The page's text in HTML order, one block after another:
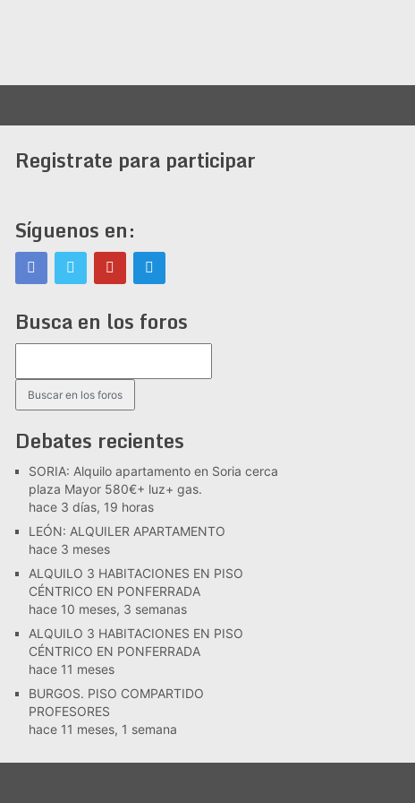
Registrate para participar
Síguenos en:
Busca en los foros
Debates recientes
SORIA: Alquilo apartamento en Soria cerca
plaza Mayor 580€+ luz+ gas.
hace 3 días, 19 horas
LEÓN: ALQUILER APARTAMENTO
hace 3 meses
ALQUILO 3 HABITACIONES EN PISO
CÉNTRICO EN PONFERRADA
hace 10 meses, 3 semanas
ALQUILO 3 HABITACIONES EN PISO
CÉNTRICO EN PONFERRADA
hace 11 meses
BURGOS. PISO COMPARTIDO
PROFESORES
hace 11 meses, 1 semana